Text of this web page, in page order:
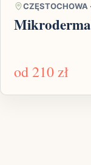
CZĘSTOCHOWA ·
od 210 zł